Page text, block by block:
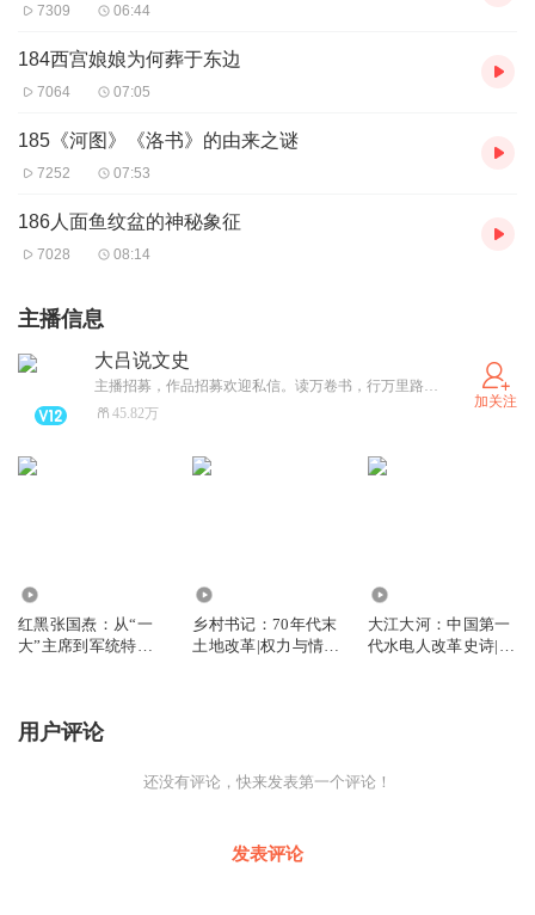
7309 06:44
184西宫娘娘为何葬于东边
7064 07:05
185《河图》《洛书》的由来之谜
7252 07:53
186人面鱼纹盆的神秘象征
7028 08:14
主播信息
大吕说文史
主播招募，作品招募欢迎私信。读万卷书，行万里路，灵魂和肉体总有一个在路上，用你的耳朵在这里感知，大吕说文史，选择最具代表的人文历史作品，让你的耳朵不寂寞。
45.82万
加关注
红黑张国焘：从“一
大”主席到军统特务
乡村书记：70年代末
土地改革|权力与情
大江大河：中国第一
代水电人改革史诗|茅
用户评论
还没有评论，快来发表第一个评论！
发表评论